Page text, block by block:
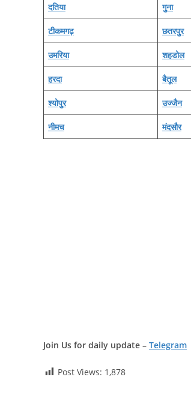
दतिया गुना
टीकमगढ़ छतरपुर
उमरिया शहडोल
हरदा बैतूल
श्‍योपुर उज्‍जैन
नीमच मंदसौर
Join Us for daily update – Telegram
Post Views: 1,878